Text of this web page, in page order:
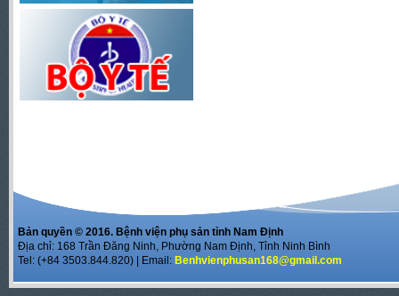
Bản quyền © 2016. Bệnh viện phụ sản tỉnh Nam Định
Địa chỉ: 168 Trần Đăng Ninh, Phường Nam Định, Tỉnh Ninh Bình
Tel: (+84 3503.844.820) | Email: Benhvienphusan168@gmail.com